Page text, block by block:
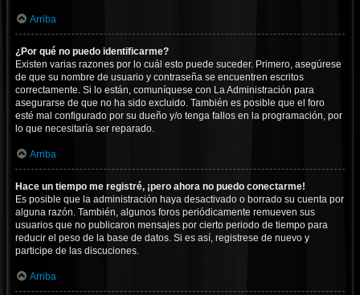
Arriba
¿Por qué no puedo identificarme?
Existen varias razones por lo cuál esto puede suceder. Primero, asegúrese
de que su nombre de usuario y contraseña se encuentren escritos
correctamente. Si lo están, comuníquese con La Administración para
asegurarse de que no ha sido excluido. También es posible que el foro
esté mal configurado por su dueño y/o tenga fallos en la programación, por
lo que necesitaría ser reparado.
Arriba
Hace un tiempo me registré, ¡pero ahora no puedo conectarme!
Es posible que la administración haya desactivado o borrado su cuenta por
alguna razón. También, algunos foros periódicamente remueven sus
usuarios que no publicaron mensajes por cierto periodo de tiempo para
reducir el peso de la base de datos. Si es así, registrese de nuevo y
participe de las discuciones.
Arriba